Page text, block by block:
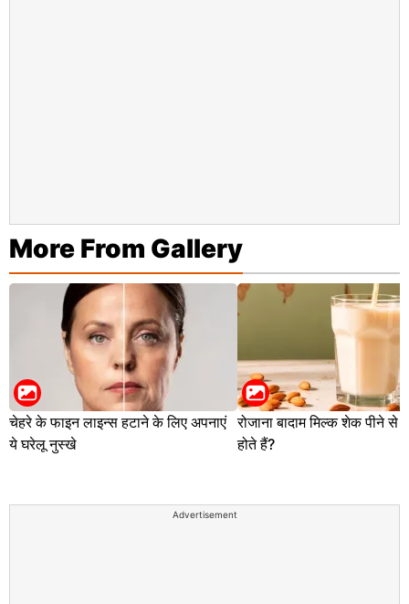
More From Gallery
चेहरे के फाइन लाइन्स हटाने के लिए अपनाएं
ये घरेलू नुस्खे
रोजाना बादाम मिल्क शेक पीने से
होते हैं?
Advertisement